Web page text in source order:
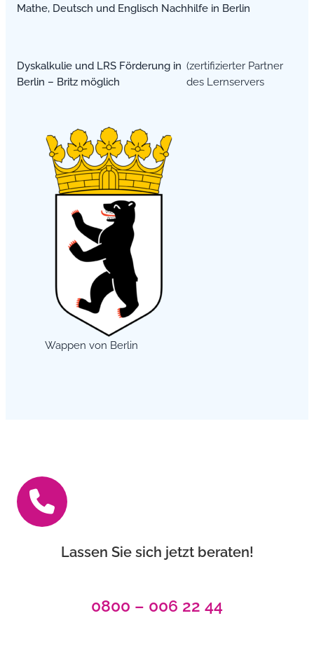
Mathe, Deutsch und Englisch Nachhilfe in Berlin
Dyskalkulie und LRS Förderung in
Berlin – Britz möglich
(zertifizierter Partner
des Lernservers
Wappen von Berlin
Lassen Sie sich jetzt beraten!
0800 – 006 22 44